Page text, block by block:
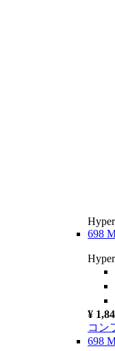
698
¥
コン
698